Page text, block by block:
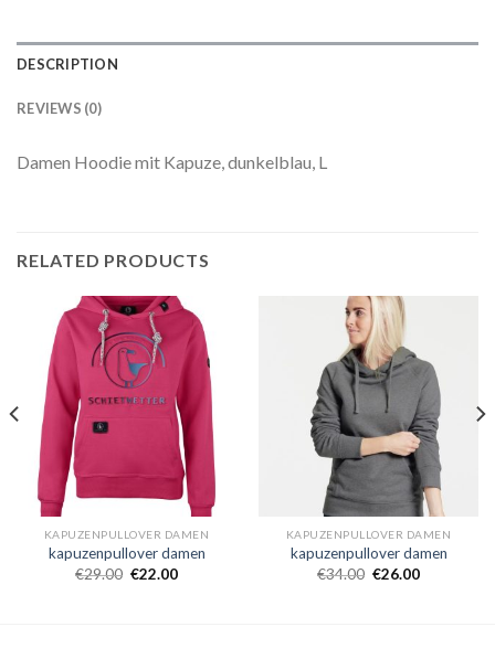
DESCRIPTION
REVIEWS (0)
Damen Hoodie mit Kapuze, dunkelblau, L
RELATED PRODUCTS
KAPUZENPULLOVER DAMEN
kapuzenpullover damen
€29.00 €22.00
KAPUZENPULLOVER DAMEN
kapuzenpullover damen
€34.00 €26.00